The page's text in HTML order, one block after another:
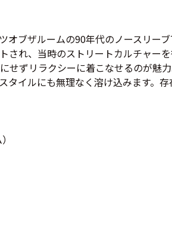
すべてのマ
オブザルームの90年代のノースリー
され、当時のストリートカルチャー
せずリラクシーに着こなせるのが魅
タイルにも無理なく溶け込みます。